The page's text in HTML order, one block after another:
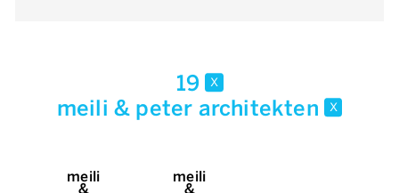
19 x
meili & peter architekten x
meili
&
meili
&